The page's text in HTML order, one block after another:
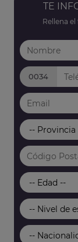
TE
Rellena
0034